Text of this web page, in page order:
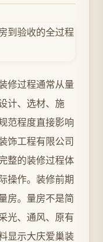
修过程通常从量
计、选材、施
范程度直接影响
饰工程有限公司
整的装修过程体
操作。装修前期
房。量房不是简
光、通风、原有
显示大庆爱巢装